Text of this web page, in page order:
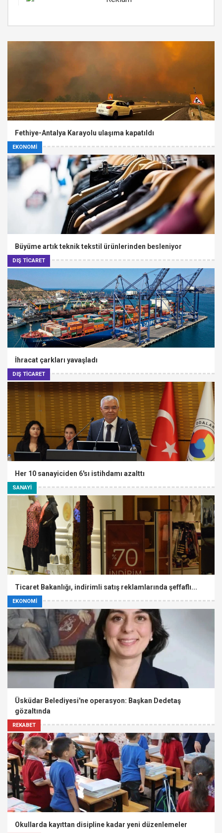
EKONOMİ
Fethiye-Antalya Karayolu ulaşıma kapatıldı
DIŞ TİCARET
Büyüme artık teknik tekstil ürünlerinden besleniyor
DIŞ TİCARET
İhracat çarkları yavaşladı
SANAYİ
Her 10 sanayiciden 6'sı istihdamı azalttı
EKONOMİ
Ticaret Bakanlığı, indirimli satış reklamlarında şeffaflı...
REKABET
Üsküdar Belediyesi'ne operasyon: Başkan Dedetaş
gözaltında
Okullarda kayıttan disipline kadar yeni düzenlemeler